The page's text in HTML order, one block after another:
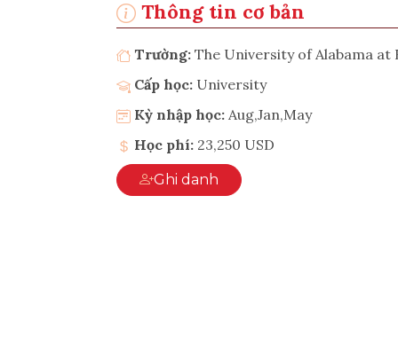
Thông tin cơ bản
Trường: The University of Alabama at
Cấp học: University
Kỳ nhập học: Aug,Jan,May
Học phí: 23,250 USD
Ghi danh